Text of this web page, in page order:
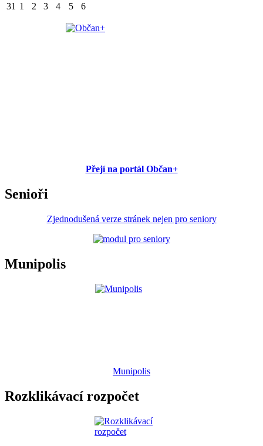
31 1 2 3 4 5 6
Přejí na portál Občan+
Senioři
Zjednodušená verze stránek nejen pro seniory
Munipolis
Munipolis
Rozklikávací rozpočet